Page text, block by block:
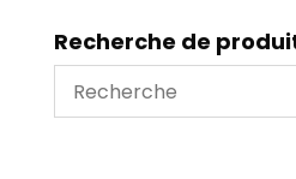
automatique
Recherche de